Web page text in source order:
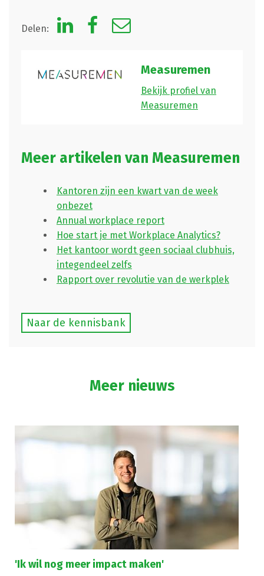
Delen:
Measuremen
Bekijk profiel van
Measuremen
Meer artikelen van Measuremen
Kantoren zijn een kwart van de week
onbezet
Annual workplace report
Hoe start je met Workplace Analytics?
Het kantoor wordt geen sociaal clubhuis,
integendeel zelfs
Rapport over revolutie van de werkplek
Naar de kennisbank
Meer nieuws
'Ik wil nog meer impact maken'